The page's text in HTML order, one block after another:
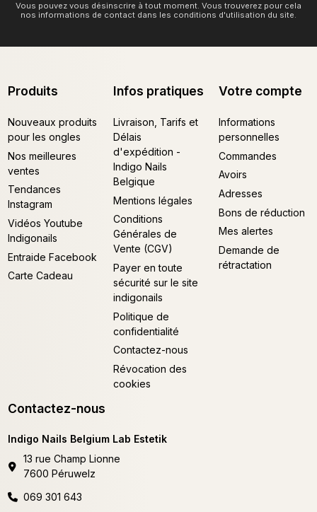
Vous pouvez vous désinscrire à tout moment. Vous trouverez pour cela
nos informations de contact dans les conditions d'utilisation du site.
Produits
Nouveaux produits
pour les ongles
Nos meilleures
ventes
Tendances
Instagram
Vidéos Youtube
Indigonails
Entraide Facebook
Carte Cadeau
Infos pratiques
Livraison, Tarifs et
Délais
d'expédition -
Indigo Nails
Belgique
Mentions légales
Conditions
Générales de
Vente (CGV)
Payer en toute
sécurité sur le site
indigonails
Politique de
confidentialité
Contactez-nous
Révocation des
cookies
Votre compte
Informations
personnelles
Commandes
Avoirs
Adresses
Bons de réduction
Mes alertes
Demande de
rétractation
Contactez-nous
Indigo Nails Belgium Lab Estetik
13 rue Champ Lionne
7600 Péruwelz
069 301 643